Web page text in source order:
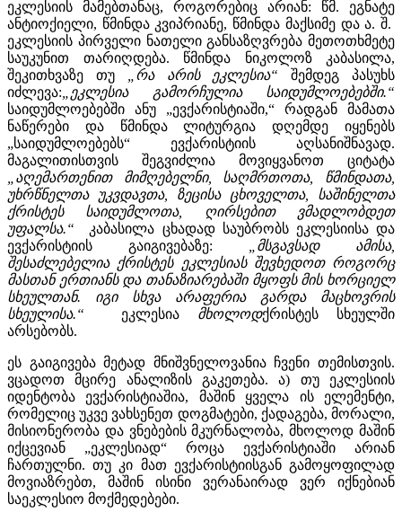
ეკლესიის მამებთანაც, როგორებიც არიან: წმ. ეგნატე
ანტიოქიელი, წმინდა კვიპრიანე, წმინდა მაქსიმე და ა. შ.
ეკლესიის პირველი ნათელი განსაზღვრება მეთოთხმეტე
საუკუნით თარიღდება. წმინდა ნიკოლოზ კაბასილა,
შეკითხვაზე თუ
„რა არის ეკლესია“ შემდეგ პასუხს
იძლევა: „ეკლესია
გამორჩულია საიდუმლოებებში.“
საიდუმლოებებში ანუ „ევქარისტიაში,“ რადგან მამათა
ნაწერები და წმინდა ლიტურგია დღემდე იყენებს
„საიდუმლოებებს“ ევქარისტიის აღსანიშნავად.
მაგალითისთვის შეგვიძლია მოვიყვანოთ ციტატა
„აღემართენით მიმღებელნი, საღმრთოთა, წმინდათა,
უხრწნელთა უკვდავთა, ზეცისა ცხოველთა, საშინელთა
ქრისტეს საიდუმლოთა, ღირსებით ვმადლობდეთ
უფალსა.“ კაბასილა ცხადად საუბრობს ეკლესიისა და
ევქარისტიის გაიგივებაზე:
„მსგავსად ამისა,
შესაძლებელია ქრისტეს ეკლესიას შევხედოთ როგორც
მასთან ერთიანს და თანაზიარებაში მყოფს მის ხორციელ
სხეულთან. იგი სხვა არაფერია გარდა მაცხოვრის
სხეულისა.“ ეკლესია მხოლოდქრისტეს სხეულში
არსებობს.
ეს გაიგივება მეტად მნიშვნელოვანია ჩვენი თემისთვის.
ვცადოთ მცირე ანალიზის გაკეთება. ა) თუ ეკლესიის
იდენტობა ევქარისტიაშია, მაშინ ყველა ის ელემენტი,
რომელიც უკვე ვახსენეთ დოგმატები, ქადაგება, მორალი,
მისიონერობა და ვნებების მკურნალობა, მხოლოდ მაშინ
იქცევიან „ეკლესიად“ როცა ევქარისტიაში არიან
ჩართულნი. თუ კი მათ ევქარისტიისგან გამოყოფილად
მოვიაზრებთ, მაშინ ისინი ვერანაირად ვერ იქნებიან
საეკლესიო მოქმედებები.